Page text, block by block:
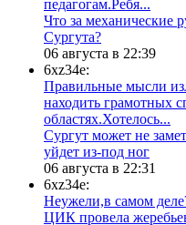
педагогам.Ребя...
​Что за механические
Сургута?
06 августа в 22:39
6xz34e:
Правильные мысли
находить грамотных
областях.Хотелось...
Сургут может не
уйдет из-под ног
06 августа в 22:31
6xz34e:
Неужели,в самом
ЦИК провела